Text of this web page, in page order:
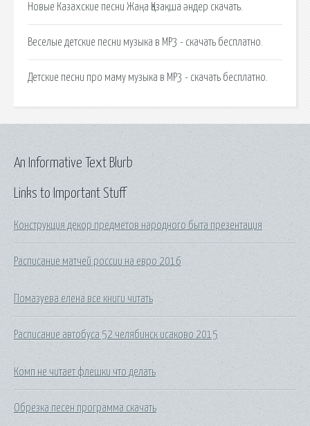
Новые Казахские песни Жаңа Қазақша әндер скачать.
Веселые детские песни музыка в MP3 - скачать бесплатно.
Детские песни про маму музыка в MP3 - скачать бесплатно.
Links to Important Stuff
Конструкция декор предметов народного быта презентация
Расписание матчей россии на евро 2016
Помазуева елена все книги читать
Расписание автобуса 52 челябинск исаково 2015
Комп не читает флешки что делать
Обрезка песен программа скачать
An Informative Text Blurb